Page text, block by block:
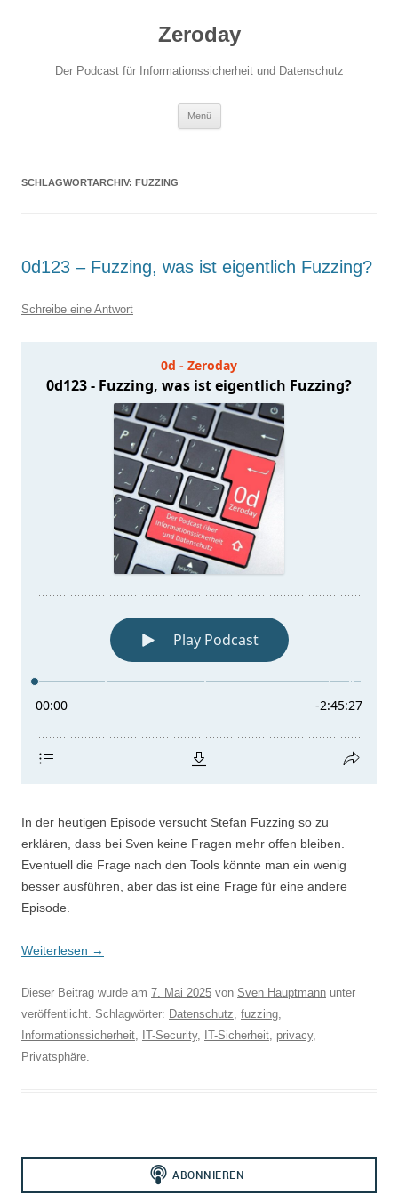
Zeroday
Der Podcast für Informationssicherheit und Datenschutz
Menü
SCHLAGWORTARCHIV: FUZZING
0d123 – Fuzzing, was ist eigentlich Fuzzing?
Schreibe eine Antwort
In der heutigen Episode versucht Stefan Fuzzing so zu
erklären, dass bei Sven keine Fragen mehr offen bleiben.
Eventuell die Frage nach den Tools könnte man ein wenig
besser ausführen, aber das ist eine Frage für eine andere
Episode.
Weiterlesen →
Dieser Beitrag wurde am 7. Mai 2025 von Sven Hauptmann unter
veröffentlicht. Schlagwörter: Datenschutz, fuzzing,
Informationssicherheit, IT-Security, IT-Sicherheit, privacy,
Privatsphäre.